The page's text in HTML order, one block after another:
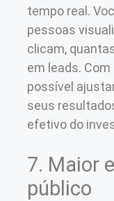
tempo real.
pessoas
clicam,
em leads.
possível
seus
efetivo do
7. Maior
público